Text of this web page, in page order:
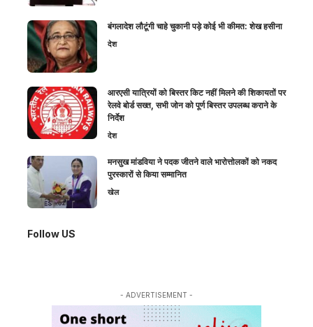
बंगलादेश लौटूंगी चाहे चुकानी पड़े कोई भी कीमत: शेख हसीना
देश
आरएसी यात्रियों को बिस्तर किट नहीं मिलने की शिकायतों पर
रेलवे बोर्ड सख्त, सभी जोन को पूर्ण बिस्तर उपलब्ध कराने के
निर्देश
देश
मनसुख मांडविया ने पदक जीतने वाले भारोत्तोलकों को नकद
पुरस्कारों से किया सम्मानित
खेल
Follow US
- ADVERTISEMENT -